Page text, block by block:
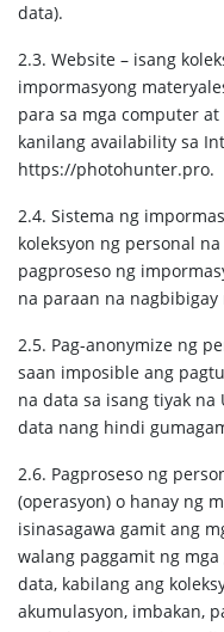
data).
2.3. Website – isang
impormasyong
para sa mga computer
kanilang availability sa
https://photohunter.pro.
2.4. Sistema ng
koleksyon ng personal
pagproseso ng
na paraan na
2.5. Pag-anonymize ng
saan imposible ang
na data sa isang tiyak
data nang hindi
2.6. Pagproseso ng
(operasyon) o hanay ng
isinasagawa gamit ang
walang paggamit ng
data, kabilang ang
akumulasyon, imbakan,